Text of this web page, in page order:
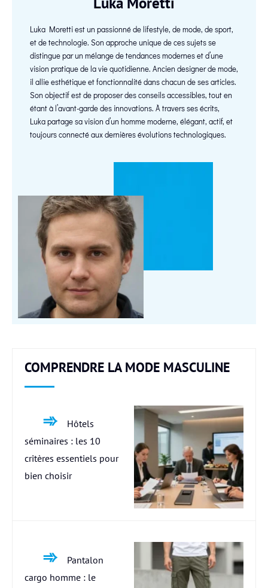
Luka Moretti est un passionné de lifestyle, de mode, de sport,
et de technologie. Son approche unique de ces sujets se
distingue par un mélange de tendances modernes et d’une
vision pratique de la vie quotidienne. Ancien designer de mode,
il allie esthétique et fonctionnalité dans chacun de ses articles.
Son objectif est de proposer des conseils accessibles, tout en
étant à l’avant-garde des innovations. À travers ses écrits,
Luka partage sa vision d’un homme moderne, élégant, actif, et
toujours connecté aux dernières évolutions technologiques.
COMPRENDRE LA MODE MASCULINE
Hôtels
séminaires : les 10
critères essentiels pour
bien choisir
Pantalon
cargo homme : le